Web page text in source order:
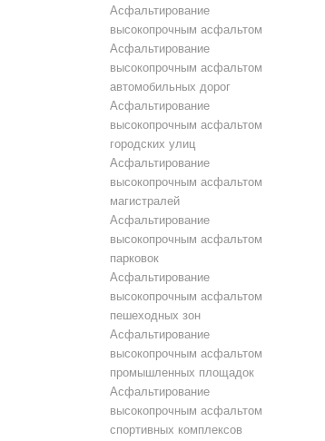
Асфальтирование
высокопрочным асфальтом
Асфальтирование
высокопрочным асфальтом
автомобильных дорог
Асфальтирование
высокопрочным асфальтом
городских улиц
Асфальтирование
высокопрочным асфальтом
магистралей
Асфальтирование
высокопрочным асфальтом
парковок
Асфальтирование
высокопрочным асфальтом
пешеходных зон
Асфальтирование
высокопрочным асфальтом
промышленных площадок
Асфальтирование
высокопрочным асфальтом
спортивных комплексов